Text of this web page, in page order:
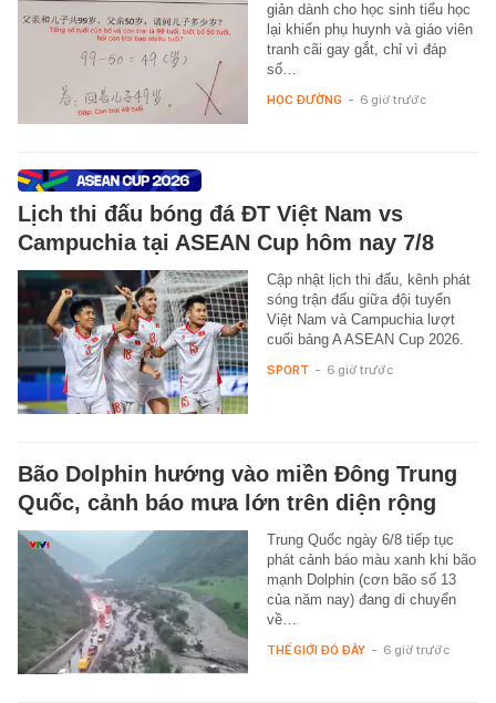
giản dành cho học sinh tiểu học
lại khiến phụ huynh và giáo viên
tranh cãi gay gắt, chỉ vì đáp
số…
HỌC ĐƯỜNG - 6 giờ trước
Lịch thi đấu bóng đá ĐT Việt Nam vs
Campuchia tại ASEAN Cup hôm nay 7/8
Cập nhật lịch thi đấu, kênh phát
sóng trận đấu giữa đội tuyển
Việt Nam và Campuchia lượt
cuối bảng A ASEAN Cup 2026.
SPORT - 6 giờ trước
Bão Dolphin hướng vào miền Đông Trung
Quốc, cảnh báo mưa lớn trên diện rộng
Trung Quốc ngày 6/8 tiếp tục
phát cảnh báo màu xanh khi bão
mạnh Dolphin (cơn bão số 13
của năm nay) đang di chuyển
về…
THẾ GIỚI ĐÓ ĐÂY - 6 giờ trước